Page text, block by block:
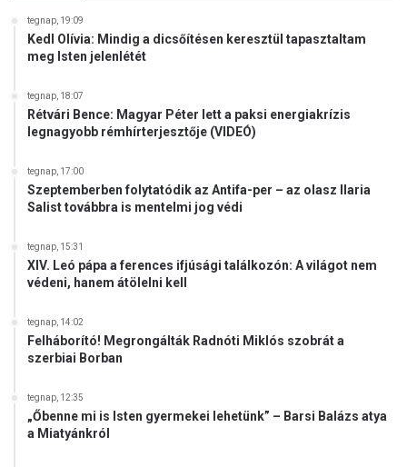
tegnap, 19:09
Kedl Olívia: Mindig a dicsőítésen keresztül tapasztaltam
meg Isten jelenlétét
tegnap, 18:07
Rétvári Bence: Magyar Péter lett a paksi energiakrízis
legnagyobb rémhírterjesztője (VIDEÓ)
tegnap, 17:00
Szeptemberben folytatódik az Antifa-per – az olasz Ilaria
Salist továbbra is mentelmi jog védi
tegnap, 15:31
XIV. Leó pápa a ferences ifjúsági találkozón: A világot nem
védeni, hanem átölelni kell
tegnap, 14:02
Felháborító! Megrongálták Radnóti Miklós szobrát a
szerbiai Borban
tegnap, 12:35
„Őbenne mi is Isten gyermekei lehetünk” – Barsi Balázs atya
a Miatyánkról